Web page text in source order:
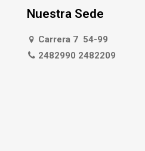
Nuestra Sede
Carrera 7 54-99
2482990 2482209